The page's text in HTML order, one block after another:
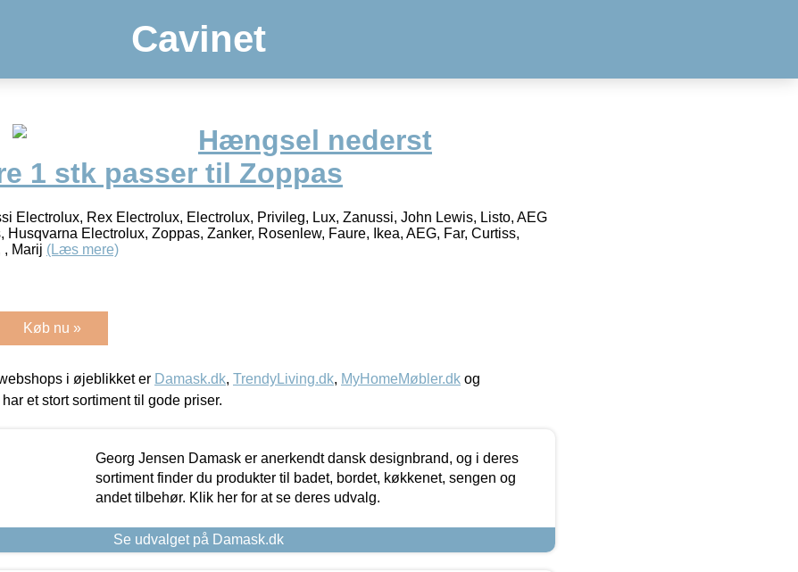
Cavinet
Hængsel nederst
1 stk passer til Zoppas
Electrolux, Rex Electrolux, Electrolux, Privileg, Lux, Zanussi, John Lewis, Listo, AEG
Husqvarna Electrolux, Zoppas, Zanker, Rosenlew, Faure, Ikea, AEG, Far, Curtiss,
, Marij (Læs mere)
Køb nu »
i øjeblikket er Damask.dk, TrendyLiving.dk, MyHomeMøbler.dk og
et stort sortiment til gode priser.
Georg Jensen Damask er anerkendt dansk designbrand, og i deres
sortiment finder du produkter til badet, bordet, køkkenet, sengen og
andet tilbehør. Klik her for at se deres udvalg.
Se udvalget på Damask.dk